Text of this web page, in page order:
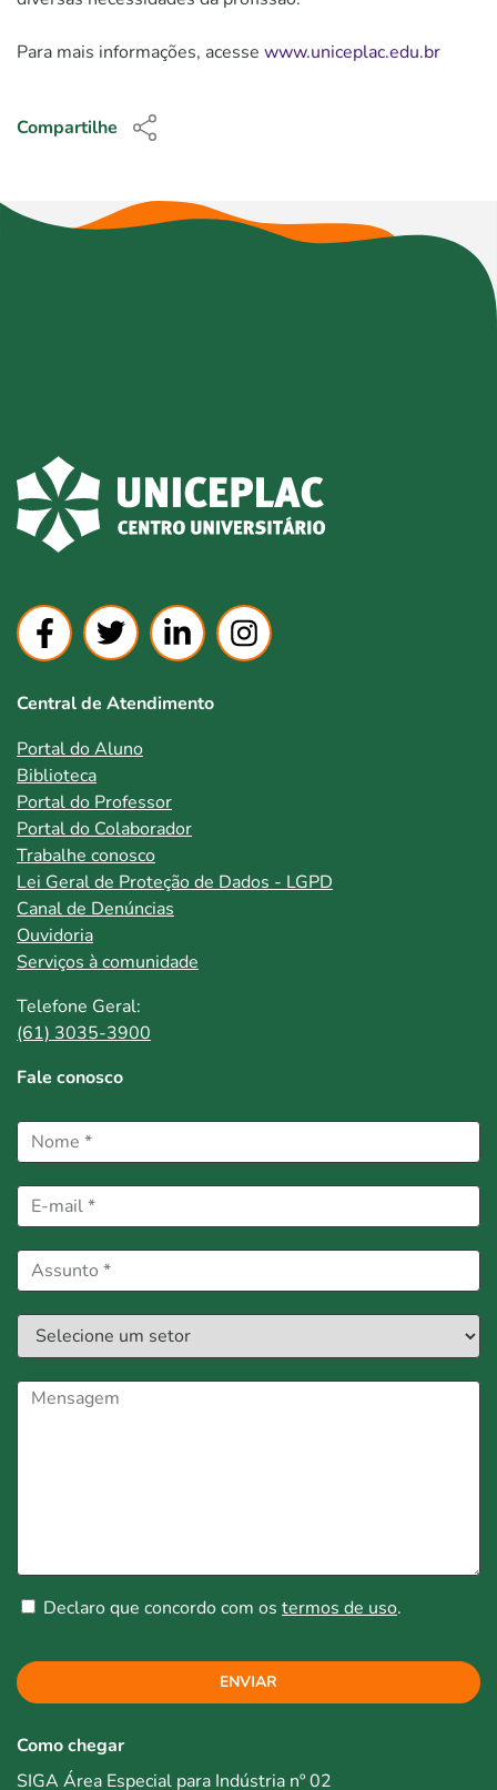
Para mais informações, acesse www.uniceplac.edu.br
Compartilhe
Central de Atendimento
Portal do Aluno
Biblioteca
Portal do Professor
Portal do Colaborador
Trabalhe conosco
Lei Geral de Proteção de Dados - LGPD
Canal de Denúncias
Ouvidoria
Serviços à comunidade
Telefone Geral:
(61) 3035-3900
Fale conosco
Declaro que concordo com os termos de uso.
ENVIAR
Como chegar
SIGA Área Especial para Indústria nº 02